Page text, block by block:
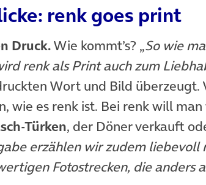
renk goes print
Druck.Wie kommt’s? „So wie
renk als Print auch zum
Wort und Bild überzeugt.
wie es renk ist. Bei renk will man
Türken, der Döner verkauft
erzählen wir zudem liebevoll
Fotostrecken, die anders